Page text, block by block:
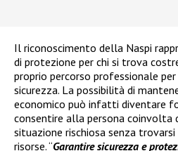
Il riconoscimento della Naspi
di protezione per chi si trova
proprio percorso professionale
sicurezza. La possibilità di
economico può infatti diventare
consentire alla persona coinvolta
situazione rischiosa senza
risorse. “Garantire sicurezza e